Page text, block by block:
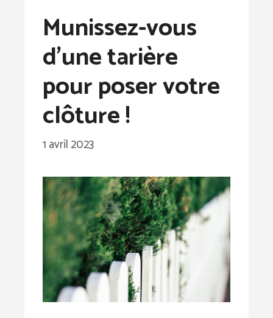
Munissez-vous
d’une tarière
pour poser votre
clôture !
1 avril 2023